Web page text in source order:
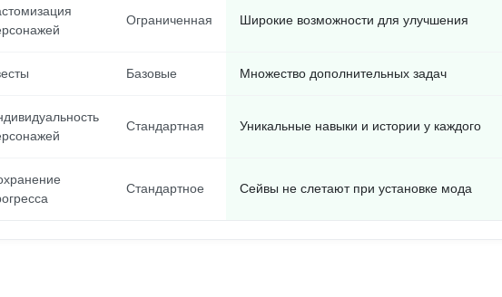
Ограниченная Широкие возможности для улучшения
Базовые Множество дополнительных задач
Стандартная Уникальные навыки и истории у каждого
Стандартное Сейвы не слетают при установке мода